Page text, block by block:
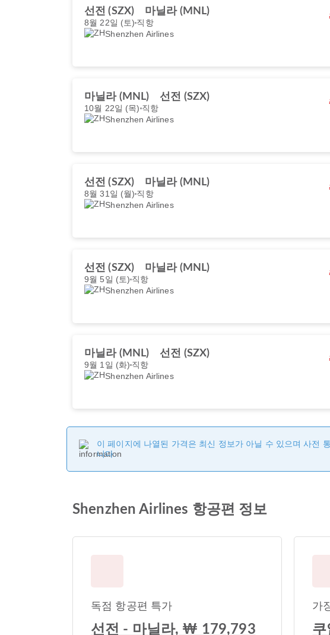
선전 (SZX) 마닐라 (MNL)
8월 22일 (토) 직항
Shenzhen Airlines
마닐라 (MNL) 선전 (SZX)
10월 22일 (목) 직항
Shenzhen Airlines
선전 (SZX) 마닐라 (MNL)
8월 31일 (월) 직항
Shenzhen Airlines
선전 (SZX) 마닐라 (MNL)
9월 5일 (토) 직항
Shenzhen Airlines
마닐라 (MNL) 선전 (SZX)
9월 1일 (화) 직항
Shenzhen Airlines
이 페이지에 나열된 가격은 최신 정보가 아닐 수 있으며 사전
니다.
Shenzhen Airlines 항공편 정보
독점 항공편 특가
선전 - 마닐라, ₩ 179,793
가
쿠